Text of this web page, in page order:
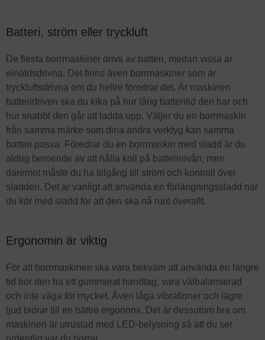
Batteri, ström eller tryckluft
De flesta borrmaskiner drivs av batteri, medan vissa är
elnätdsdrivna. Det finns även borrmaskiner som är
tryckluftsdrivna om du hellre föredrar det. Är maskinen
batteridriven ska du kika på hur lång batteritid den har och
hur snabbt den går att ladda upp. Väljer du en borrmaskin
från samma märke som dina andra verktyg kan samma
batteri passa. Föredrar du en borrmaskin med sladd är du
aldrig beroende av att hålla koll på batterinivån, men
däremot måste du ha tillgång till ström och kontroll över
sladden. Det är vanligt att använda en förlängningssladd när
du kör med sladd för att den ska nå runt överallt.
Ergonomin är viktig
För att borrmaskinen ska vara bekväm att använda en längre
tid bör den ha ett gummerat handtag, vara välbalanserad
och inte väga för mycket. Även låga vibrationer och lägre
ljud bidrar till en bättre ergonomi. Det är dessutom bra om
maskinen är utrustad med LED-belysning så att du ser